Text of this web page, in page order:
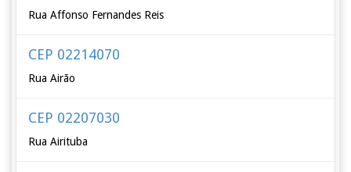
Rua Affonso Fernandes Reis
CEP 02214070
Rua Airão
CEP 02207030
Rua Airituba